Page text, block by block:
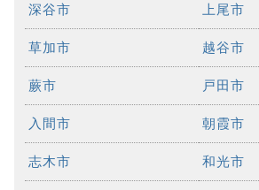
深谷市 上尾市
草加市 越谷市
蕨市 戸田市
入間市 朝霞市
志木市 和光市